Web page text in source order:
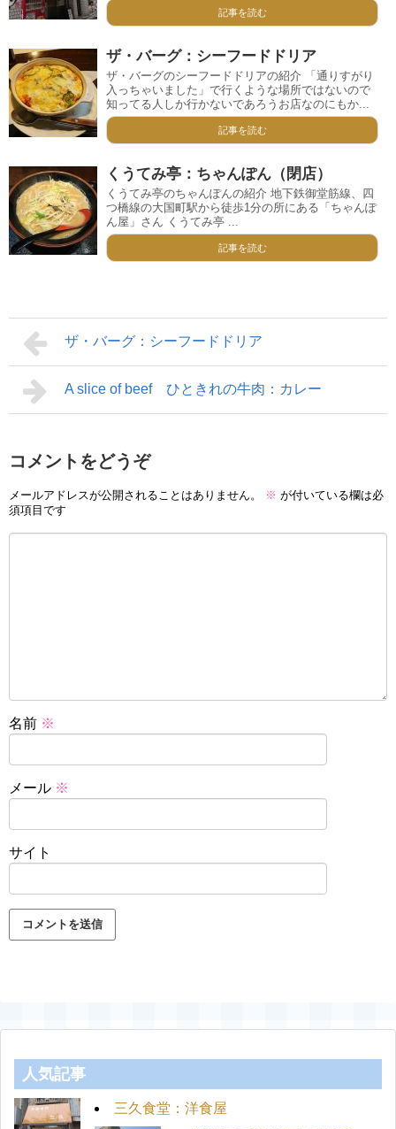
記事を読む
ザ・バーグ：シーフードドリア
ザ・バーグのシーフードドリアの紹介 「通りすがり
入っちゃいました」で行くような場所ではないので
知ってる人しか行かないであろうお店なのにもか...
記事を読む
くうてみ亭：ちゃんぽん（閉店）
くうてみ亭のちゃんぽんの紹介 地下鉄御堂筋線、四
つ橋線の大国町駅から徒歩1分の所にある「ちゃんぽ
ん屋」さん くうてみ亭 ...
記事を読む
ザ・バーグ：シーフードドリア
A slice of beef ひときれの牛肉：カレー
コメントをどうぞ
メールアドレスが公開されることはありません。 ※ が付いている欄は必
須項目です
名前 ※
メール ※
サイト
人気記事
三久食堂：洋食屋